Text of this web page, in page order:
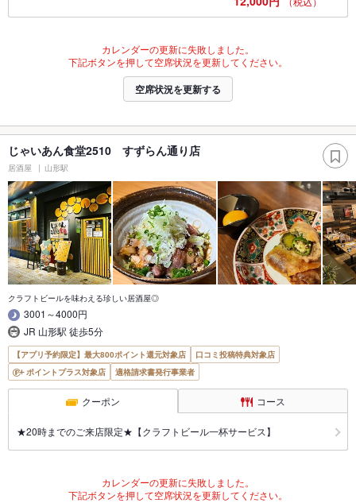
カレンダーの更新に失敗しました。
下記ボタンを押して空席状況を更新してください。
空席状況を更新する
じゃいあん食堂2510 すずらん通り店
居酒屋 山形駅
クラフトビールを味わえる珍しい居酒屋◎
3001～4000円
JR 山形駅 徒歩5分
【アプリ予約限定】最大800ポイント還元対象店
口コミ投稿特典対象店
ポイントプラス対象店
適格請求書発行事業者
クーポン コース
★20時までのご来店限定★【クラフトビール一杯サービス】
カレンダーの更新に失敗しました。
下記ボタンを押して空席状況を更新してください。